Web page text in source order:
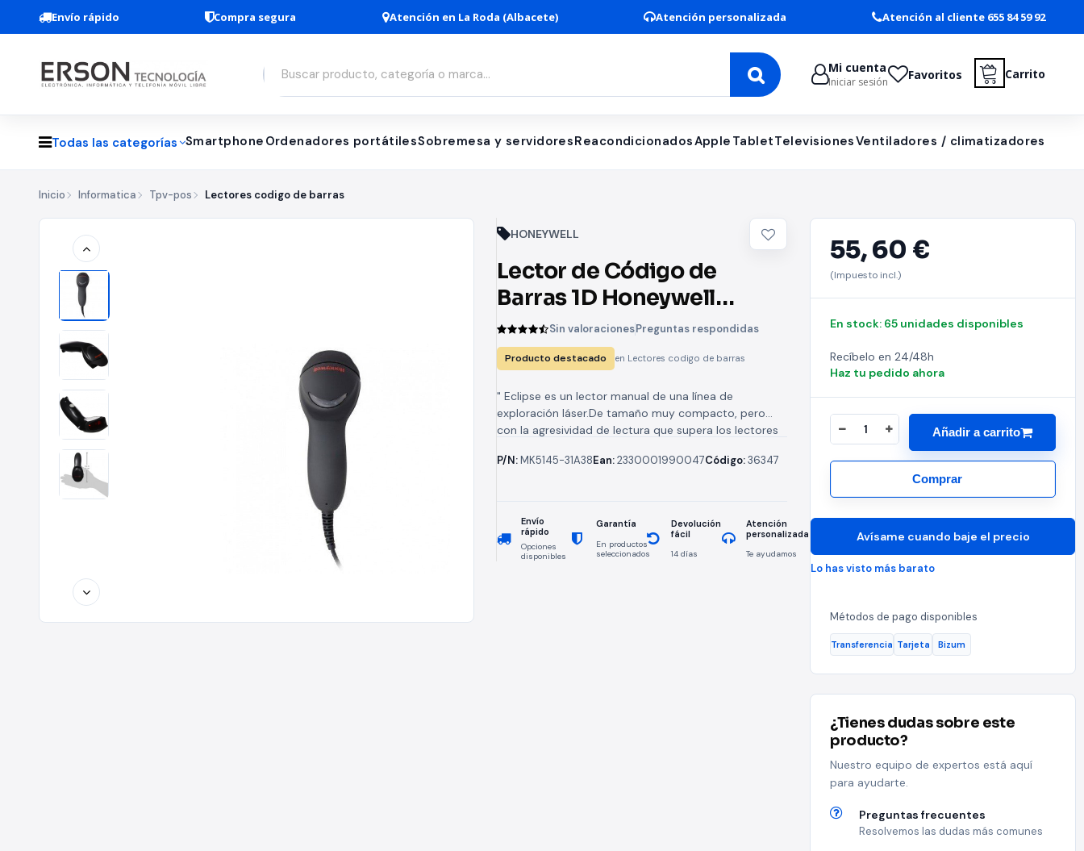
Envío rápido Compra segura Atención en La Roda (Albacete) Atención personalizada Atención al cliente 655 84 59 92
Mi cuenta
Iniciar sesión Favoritos Carrito
Todas las categorías Smartphone Ordenadores portátilesSobremesa y servidoresReacondicionadosApple TabletTelevisionesVentiladores / climatizadores
Inicio Informatica Tpv-pos Lectores codigo de barras
HONEYWELL
Lector de Código de
Barras 1D Honeywell
MK5145 Eclipse/ USB
Sin valoracionesPreguntas respondidas
Producto destacado en Lectores codigo de barras
" Eclipse es un lector manual de una línea de
exploración láser.De tamaño muy compacto, pero
con la agresividad de lectura que supera los lectores
P/N:MK5145-31A38Ean:2330001990047Código:36347
Envío
rápido
Opciones
disponibles
Garantía
En productos
seleccionados
Devolución
fácil
14 días
Atención
personalizada
Te ayudamos
55,60 €
(Impuesto incl.)
En stock: 65 unidades disponibles
Recíbelo en 24/48h
Haz tu pedido ahora
Añadir a carrito
Comprar
Avísame cuando baje el precio
Lo has visto más barato
Métodos de pago disponibles
Transferencia Tarjeta Bizum
¿Tienes dudas sobre este
producto?
Nuestro equipo de expertos está aquí
para ayudarte.
Preguntas frecuentes
Resolvemos las dudas más comunes